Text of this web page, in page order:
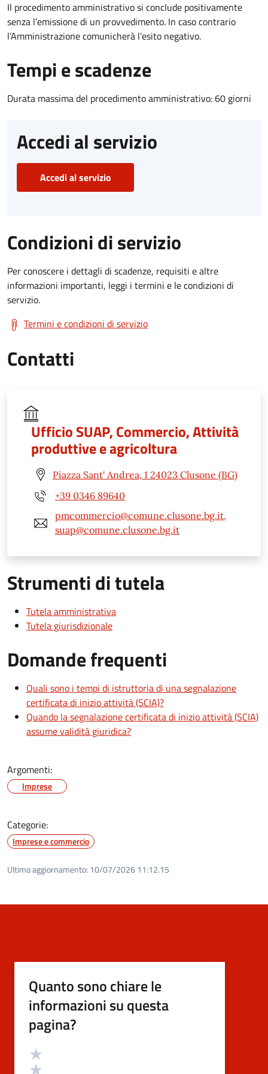
Il procedimento amministrativo si conclude positivamente
senza l’emissione di un provvedimento. In caso contrario
l’Amministrazione comunicherà l’esito negativo.
Tempi e scadenze
Durata massima del procedimento amministrativo: 60 giorni
Accedi al servizio
Accedi al servizio
Condizioni di servizio
Per conoscere i dettagli di scadenze, requisiti e altre
informazioni importanti, leggi i termini e le condizioni di
servizio.
Termini e condizioni di servizio
Contatti
Ufficio SUAP, Commercio, Attività
produttive e agricoltura
Piazza Sant' Andrea, 1 24023 Clusone (BG)
+39 0346 89640
pmcommercio@comune.clusone.bg.it,
suap@comune.clusone.bg.it
Strumenti di tutela
Tutela amministrativa
Tutela giurisdizionale
Domande frequenti
Quali sono i tempi di istruttoria di una segnalazione
certificata di inizio attività (SCIA)?
Quando la segnalazione certificata di inizio attività (SCIA)
assume validità giuridica?
Argomenti:
Imprese
Categorie:
Imprese e commercio
Ultimo aggiornamento: 10/07/2026 11:12.15
Quanto sono chiare le
informazioni su questa
pagina?
Valutazione